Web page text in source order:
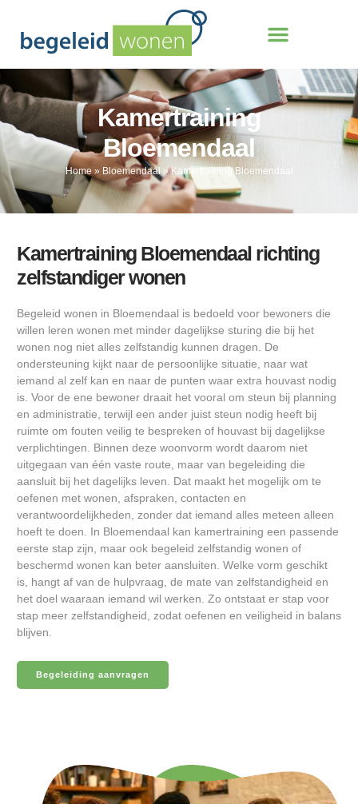
Kamertraining
Bloemendaal
Home» Bloemendaal»Kamertraining Bloemendaal
Kamertraining Bloemendaal richting
zelfstandiger wonen
Begeleid wonen in Bloemendaal is bedoeld voor bewoners die
willen leren wonen met minder dagelijkse sturing die bij het
wonen nog niet alles zelfstandig kunnen dragen. De
ondersteuning kijkt naar de persoonlijke situatie, naar wat
iemand al zelf kan en naar de punten waar extra houvast nodig
is. Voor de ene bewoner draait het vooral om steun bij planning
en administratie, terwijl een ander juist steun nodig heeft bij
ruimte om fouten veilig te bespreken of houvast bij dagelijkse
verplichtingen. Binnen deze woonvorm wordt daarom niet
uitgegaan van één vaste route, maar van begeleiding die
aansluit bij het dagelijks leven. Dat maakt het mogelijk om te
oefenen met wonen, afspraken, contacten en
verantwoordelijkheden, zonder dat iemand alles meteen alleen
hoeft te doen. In Bloemendaal kan kamertraining een passende
eerste stap zijn, maar ook begeleid zelfstandig wonen of
beschermd wonen kan beter aansluiten. Welke vorm geschikt
is, hangt af van de hulpvraag, de mate van zelfstandigheid en
het doel waaraan iemand wil werken. Zo ontstaat er stap voor
stap meer zelfstandigheid, zodat oefenen en veiligheid in balans
blijven.
Begeleiding aanvragen